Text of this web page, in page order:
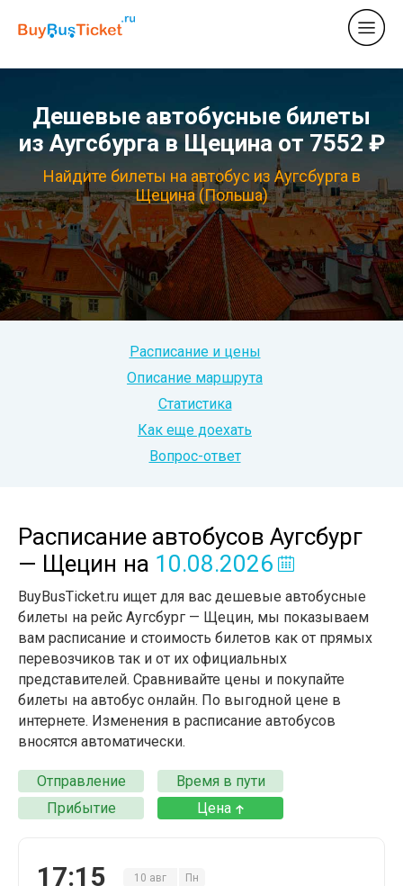
Дешевые автобусные билеты
из Аугсбурга в Щецина от 7552 ₽
Найдите билеты на автобус из Аугсбурга в
Щецина (Польша)
Расписание и цены
Описание маршрута
Статистика
Как еще доехать
Вопрос-ответ
Расписание автобусов Аугсбург
— Щецин на 10.08.2026
BuyBusTicket.ru ищет для вас дешевые автобусные
билеты на рейс Аугсбург — Щецин, мы показываем
вам расписание и стоимость билетов как от прямых
перевозчиков так и от их официальных
представителей. Сравнивайте цены и покупайте
билеты на автобус онлайн. По выгодной цене в
интернете. Изменения в расписание автобусов
вносятся автоматически.
Отправление
Время в пути
Прибытие
Цена
17:15 10 авг Пн